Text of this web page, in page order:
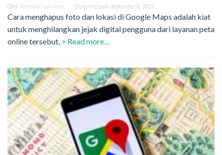
Oleh Akhmad Norrahim Diposting pada September 8, 2023
Cara menghapus foto dan lokasi di Google Maps adalah kiat
untuk menghilangkan jejak digital pengguna dari layanan peta
online tersebut, > Read more…